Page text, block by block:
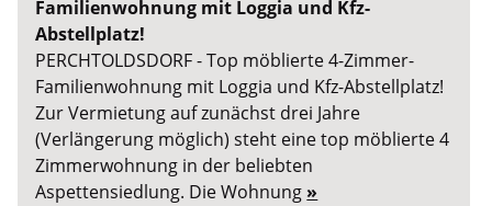
Familienwohnung mit Loggia und Kfz-
Abstellplatz!
PERCHTOLDSDORF - Top möblierte 4-Zimmer-
Familienwohnung mit Loggia und Kfz-Abstellplatz!
Zur Vermietung auf zunächst drei Jahre
(Verlängerung möglich) steht eine top möblierte 4
Zimmerwohnung in der beliebten
Aspettensiedlung. Die Wohnung »